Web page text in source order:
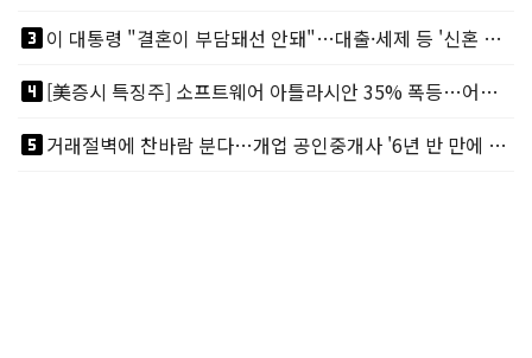
looks_3
이 대통령 "결혼이 부담돼선 안돼"…대출·세제 등 '신혼 걸림돌' 제거
looks_4
[美증시 특징주] 소프트웨어 아틀라시안 35% 폭등…어닝서프, 투자의견 줄줄이 상향
looks_5
거래절벽에 찬바람 분다…개업 공인중개사 '6년 반 만에 최저'